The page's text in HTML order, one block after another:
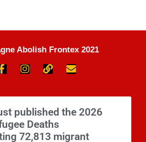
Abolish Frontex 2021
published the 2026
Deaths
72,813 migrant